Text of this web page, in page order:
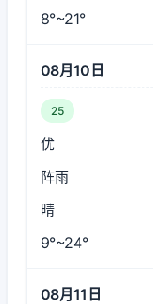
8°~21°
08月10日
25
优
阵雨
晴
9°~24°
08月11日